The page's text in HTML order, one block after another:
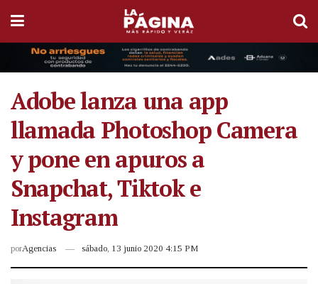
Adobe lanza una app
llamada Photoshop Camera
y pone en apuros a
Snapchat, Tiktok e
Instagram
porAgencias sábado, 13 junio 2020 4:15 PM